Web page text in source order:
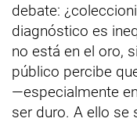
debate:
diagnóstico es
no está en el oro,
público percibe
—especialmente
ser duro. A ello se